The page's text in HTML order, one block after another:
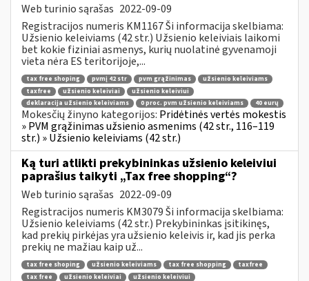
Web turinio sąrašas 2022-09-09
Registracijos numeris KM1167 Ši informacija skelbiama:
Užsienio keleiviams (42 str.) Užsienio keleiviais laikomi
bet kokie fiziniai asmenys, kurių nuolatinė gyvenamoji
vieta nėra ES teritorijoje,...
tax free shoping pvmį 42 str pvm grąžinimas
užsienio keleiviams
taxfree
užsienio keleiviai
užsienio keleiviui
deklaracija užsienio keleiviams
0 proc. pvm užsienio keleiviams 40 eurų
Mokesčių žinyno kategorijos: Pridėtinės vertės mokestis
» PVM grąžinimas užsienio asmenims (42 str., 116–119
str.) » Užsienio keleiviams (42 str.)
Ką turi atlikti prekybininkas užsienio keleiviui
paprašius taikyti „Tax free shopping“?
Web turinio sąrašas 2022-09-09
Registracijos numeris KM3079 Ši informacija skelbiama:
Užsienio keleiviams (42 str.) Prekybininkas įsitikinęs,
kad prekių pirkėjas yra užsienio keleivis ir, kad jis perka
prekių ne mažiau kaip už...
tax free shoping užsienio keleiviams tax free shopping
taxfree
tax free
užsienio keleiviai
užsienio keleiviui